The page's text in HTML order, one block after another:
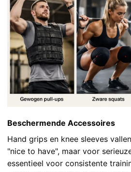
Beschermende Accessoires
Hand grips en knee sleeves
"nice to have", maar voor
essentieel voor consistente